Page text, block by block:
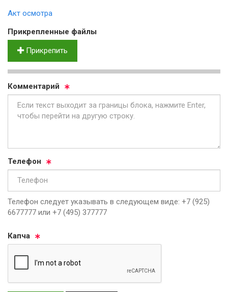
Акт осмотра
Прик­реп­лен­ные фай­лы
Прикрепить
Ком­мен­та­рий
Те­ле­фон
Телефон следует указывать в следующем виде: +7 (925)
6677777 или +7 (495) 377777
Кап­ча